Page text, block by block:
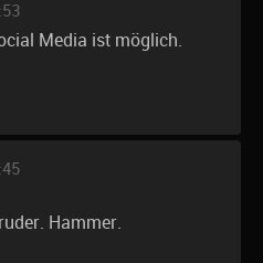
Media ist möglich.
Hammer.